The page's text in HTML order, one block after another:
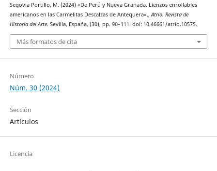
Segovia Portillo, M. (2024) «De Perú y Nueva Granada. Lienzos enrollables
americanos en las Carmelitas Descalzas de Antequera».,Atrio. Revista de
Historia del Arte. Sevilla, España, (30), pp. 90–111. doi: 10.46661/atrio.10575.
Más formatos de cita
Número
Núm. 30 (2024)
Sección
Artículos
Licencia